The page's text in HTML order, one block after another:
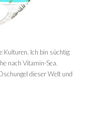
Kulturen. Ich bin süchtig
nach Vitamin-Sea.
dieser Welt und